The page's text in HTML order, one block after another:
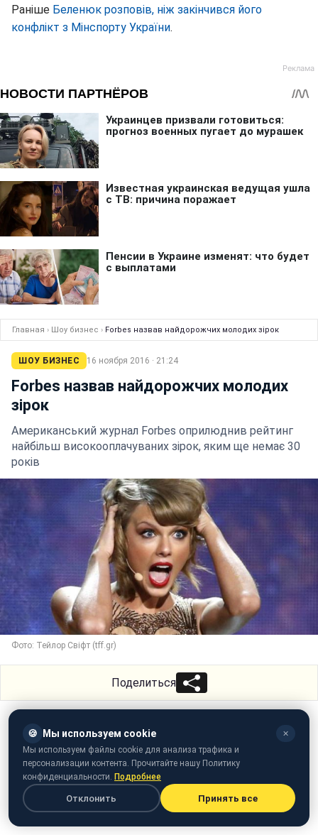
Раніше Беленюк розповів, ніж закінчився його
конфлікт з Мінспорту України.
Главная › Шоу бизнес › Forbes назвав найдорожчих молодих зірок
ШОУ БИЗНЕС 16 ноября 2016 · 21:24
Forbes назвав найдорожчих молодих
зірок
Американський журнал Forbes оприлюднив рейтинг
найбільш високооплачуваних зірок, яким ще немає 30
років
Фото: Тейлор Свіфт (tff.gr)
Поделиться
🍪 Мы используем cookie ✕
Мы используем файлы cookie для анализа трафика и
персонализации контента. Прочитайте нашу Политику
конфиденциальности. Подробнее
Отклонить Принять все